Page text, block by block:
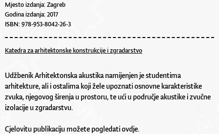
Mjesto izdanja: Zagreb
Godina izdanja: 2017
ISBN: 978-953-8042-26-3
Katedra za arhitektonske konstrukcije i zgradarstvo
Udžbenik Arhitektonska akustika namijenjen je studentima
arhitekture, ali i ostalima koji žele upoznati osnovne karakteristike
zvuka, njegovog širenja u prostoru, te ući u područje akustike i zvučne
izolacije u zgradarstvu.
Cjelovitu publikaciju možete pogledati ovdje.